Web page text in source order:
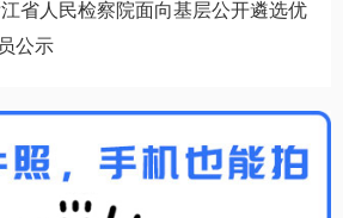
省人民检察院面向基层公开遴选优
公示